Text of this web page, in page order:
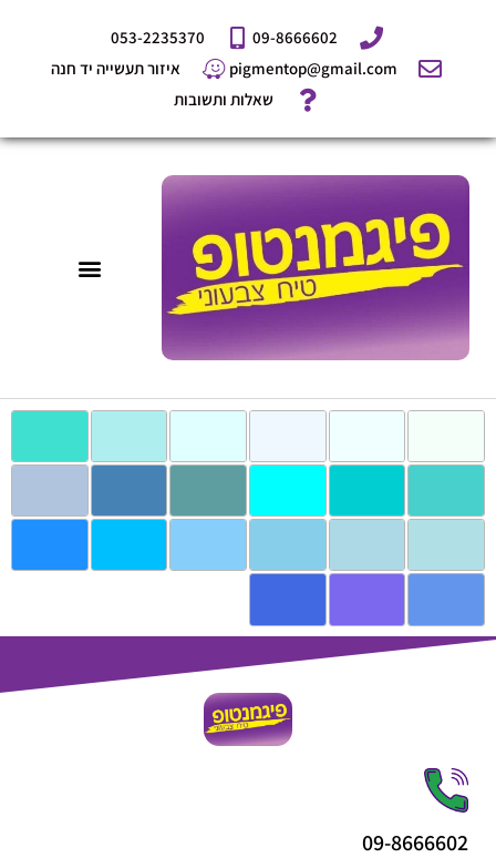
09-8666602
053-2235370
pigmentop@gmail.com
איזור תעשייה יד חנה
שאלות ותשובות
09-8666602